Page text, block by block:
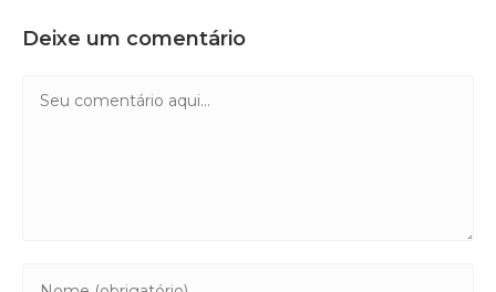
Deixe um comentário